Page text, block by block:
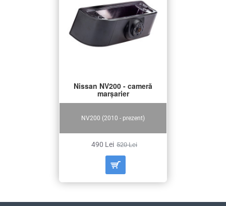
NV200 (2010 - prezent)
Nissan NV200 - cameră
marșarier
490 Lei 520 Lei